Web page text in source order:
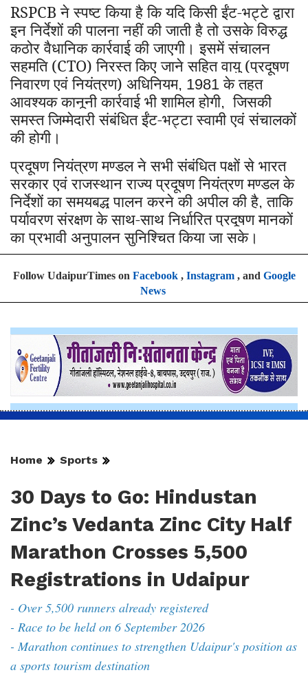
RSPCB ने स्पष्ट किया है कि यदि किसी ईंट-भट्टे द्वारा
इन निर्देशों की पालना नहीं की जाती है तो उसके विरुद्ध
कठोर वैधानिक कार्रवाई की जाएगी। इसमें संचालन
सहमति (CTO) निरस्त किए जाने सहित वायु (प्रदूषण
निवारण एवं नियंत्रण) अधिनियम, 1981के तहत
आवश्यक कानूनी कार्रवाई भी शामिल होगी,जिसकी
समस्त जिम्मेदारी संबंधित ईंट-भट्टा स्वामी एवं संचालकों
की होगी।
प्रदूषण नियंत्रण मण्डल ने सभी संबंधित पक्षों से भारत
सरकार एवं राजस्थान राज्य प्रदूषण नियंत्रण मण्डल के
निर्देशों का समयबद्ध पालन करने की अपील की है,ताकि
पर्यावरण संरक्षण के साथ-साथ निर्धारित प्रदूषण मानकों
का प्रभावी अनुपालन सुनिश्चित किया जा सके।
Follow UdaipurTimes on Facebook, Instagram, and Google
News
Home Sports
30 Days to Go: Hindustan
Zinc’s Vedanta Zinc City Half
Marathon Crosses 5,500
Registrations in Udaipur
- Over 5,500 runners already registered
- Race to be held on 6 September 2026
- Marathon continues to strengthen Udaipur's position as
a sports tourism destination